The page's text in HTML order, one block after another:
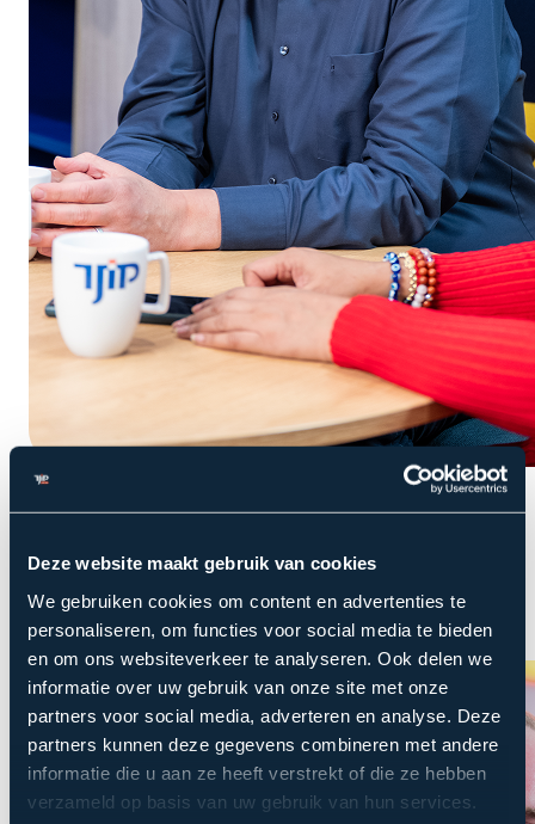
Deze website maakt gebruik van cookies
We gebruiken cookies om content en advertenties te
personaliseren, om functies voor social media te bieden
en om ons websiteverkeer te analyseren. Ook delen we
informatie over uw gebruik van onze site met onze
partners voor social media, adverteren en analyse. Deze
partners kunnen deze gegevens combineren met andere
informatie die u aan ze heeft verstrekt of die ze hebben
verzameld op basis van uw gebruik van hun services.
oplossingen | Het verhaal van John
Kun je jezelf introduceren? Mijn naam is John
Geene en ik woon in Delft met Linda. We...